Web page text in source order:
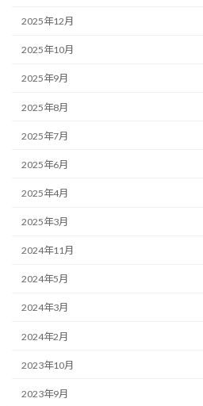
2025年12月
2025年10月
2025年9月
2025年8月
2025年7月
2025年6月
2025年4月
2025年3月
2024年11月
2024年5月
2024年3月
2024年2月
2023年10月
2023年9月